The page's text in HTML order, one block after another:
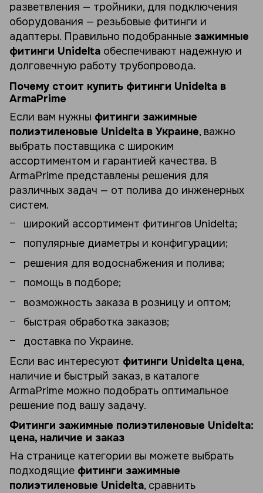
разветвления — тройники, для подключения
оборудования — резьбовые фитинги и
адаптеры. Правильно подобранные зажимные
фитинги Unidelta обеспечивают надежную и
долговечную работу трубопровода.
Почему стоит купить фитинги Unidelta в
ArmaPrime
Если вам нужны фитинги зажимные
полиэтиленовые Unidelta в Украине, важно
выбрать поставщика с широким
ассортиментом и гарантией качества. В
ArmaPrime представлены решения для
различных задач — от полива до инженерных
систем.
широкий ассортимент фитингов Unidelta;
популярные диаметры и конфигурации;
решения для водоснабжения и полива;
помощь в подборе;
возможность заказа в розницу и оптом;
быстрая обработка заказов;
доставка по Украине.
Если вас интересуют фитинги Unidelta цена,
наличие и быстрый заказ, в каталоге
ArmaPrime можно подобрать оптимальное
решение под вашу задачу.
Фитинги зажимные полиэтиленовые Unidelta:
цена, наличие и заказ
На странице категории вы можете выбрать
подходящие фитинги зажимные
полиэтиленовые Unidelta, сравнить